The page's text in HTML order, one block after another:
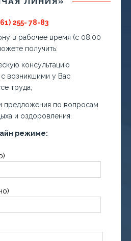
255- 78-83
в рабочее время (с 08:00
получить:
консультацию
с возникшими у Вас
труда;
предложения по вопросам
и оздоровления.
режиме: